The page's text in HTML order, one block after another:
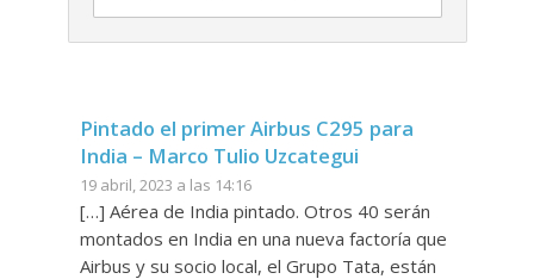
Pintado el primer Airbus C295 para
India – Marco Tulio Uzcategui
19 abril, 2023 a las 14:16
[…] Aérea de India pintado. Otros 40 serán
montados en India en una nueva factoría que
Airbus y su socio local, el Grupo Tata, están